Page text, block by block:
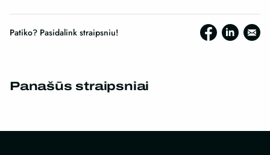
Patiko? Pasidalink straipsniu!
Panašūs straipsniai